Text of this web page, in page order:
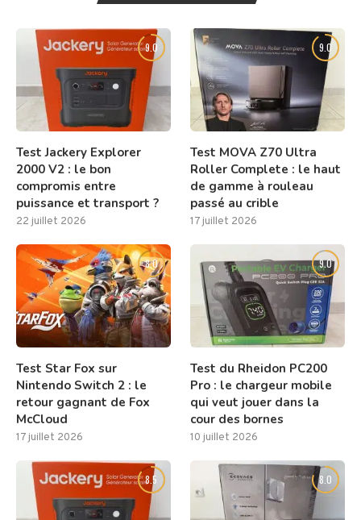
9.0
Test Jackery Explorer
2000 V2 : le bon
compromis entre
puissance et transport ?
22 juillet 2026
9.0
Test MOVA Z70 Ultra
Roller Complete : le haut
de gamme à rouleau
passé au crible
17 juillet 2026
8.0
Test Star Fox sur
Nintendo Switch 2 : le
retour gagnant de Fox
McCloud
17 juillet 2026
9.0
Test du Rheidon PC200
Pro : le chargeur mobile
qui veut jouer dans la
cour des bornes
10 juillet 2026
8.5 8.0